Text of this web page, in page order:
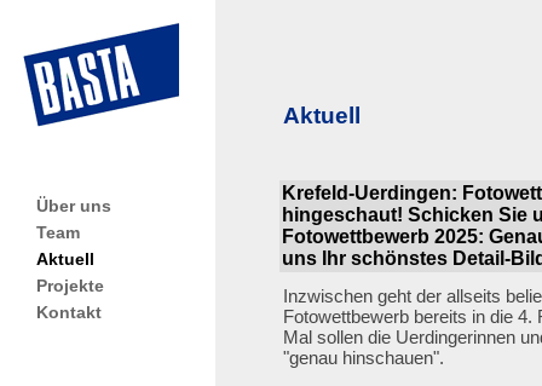
Über uns
Team
Aktuell
Projekte
Kontakt
Aktuell
Krefeld-Uerdingen:
hingeschaut! Schicken Sie
Fotowettbewerb 2025:
uns Ihr schönstes Detail-
Inzwischen geht der allseits
Fotowettbewerb bereits in die 4.
Mal sollen die Uerdingerinnen
"genau hinschauen".